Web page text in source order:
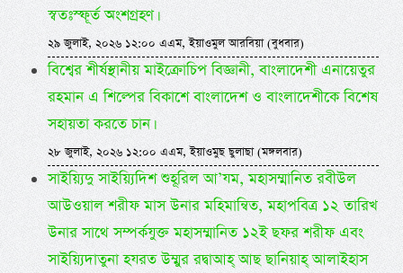
স্বতঃস্ফূর্ত অংশগ্রহণ।
২৯ জুলাই, ২০২৬ ১২:০০ এএম, ইয়াওমুল আরবিয়া (বুধবার)
বিশ্বের শীর্ষস্থানীয় মাইক্রোচিপ বিজ্ঞানী, বাংলাদেশী এনায়েতুর
রহমান এ শিল্পের বিকাশে বাংলাদেশ ও বাংলাদেশীকে বিশেষ
সহায়তা করতে চান।
২৮ জুলাই, ২০২৬ ১২:০০ এএম, ইয়াওমুছ ছুলাছা (মঙ্গলবার)
সাইয়্যিদু সাইয়্যিদিশ শুহূরিল আ’যম, মহাসম্মানিত রবীউল
আউওয়াল শরীফ মাস উনার মহিমান্বিত, মহাপবিত্র ১২ তারিখ
উনার সাথে সম্পর্কযুক্ত মহাসম্মানিত ১২ই ছফর শরীফ এবং
সাইয়্যিদাতুনা হযরত উম্মুর রদ্বাআহ্ আছ ছানিয়াহ্ আলাইহাস